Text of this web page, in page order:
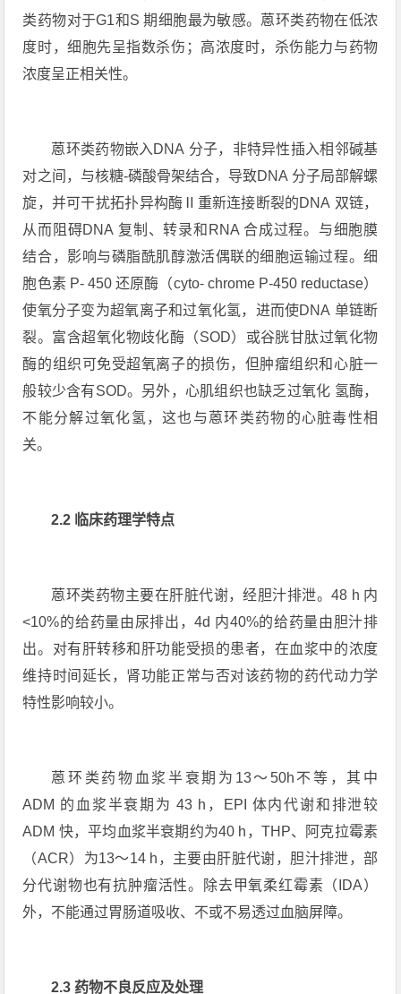
类药物对于G1和S 期细胞最为敏感。蒽环类药物在低浓
度时，细胞先呈指数杀伤；高浓度时，杀伤能力与药物
浓度呈正相关性。
蒽环类药物嵌入DNA 分子，非特异性插入相邻碱基
对之间，与核糖-磷酸骨架结合，导致DNA 分子局部解螺
旋，并可干扰拓扑异构酶Ⅱ重新连接断裂的DNA 双链，
从而阻碍DNA 复制、转录和RNA 合成过程。与细胞膜
结合，影响与磷脂酰肌醇激活偶联的细胞运输过程。细
胞色素 P- 450 还原酶（cyto⁃ chrome P-450 reductase）
使氧分子变为超氧离子和过氧化氢，进而使DNA 单链断
裂。富含超氧化物歧化酶（SOD）或谷胱甘肽过氧化物
酶的组织可免受超氧离子的损伤，但肿瘤组织和心脏一
般较少含有SOD。另外，心肌组织也缺乏过氧化 氢酶，
不能分解过氧化氢，这也与蒽环类药物的心脏毒性相
关。
2.2 临床药理学特点
蒽环类药物主要在肝脏代谢，经胆汁排泄。48 h 内
<10%的给药量由尿排出，4d 内40%的给药量由胆汁排
出。对有肝转移和肝功能受损的患者，在血浆中的浓度
维持时间延长，肾功能正常与否对该药物的药代动力学
特性影响较小。
蒽环类药物血浆半衰期为13～50h不等，其中
ADM 的血浆半衰期为 43 h，EPI 体内代谢和排泄较
ADM 快，平均血浆半衰期约为40 h，THP、阿克拉霉素
（ACR）为13～14 h，主要由肝脏代谢，胆汁排泄，部
分代谢物也有抗肿瘤活性。除去甲氧柔红霉素（IDA）
外，不能通过胃肠道吸收、不或不易透过血脑屏障。
2.3 药物不良反应及处理